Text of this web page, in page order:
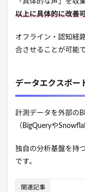
「具体的な声」を収
以上に具体的に改善
オフライン・認知経
合させることが可能で
データエクスポー
計測データを外部の
（BigQueryや
独自の分析基盤を持
です。
関連記事